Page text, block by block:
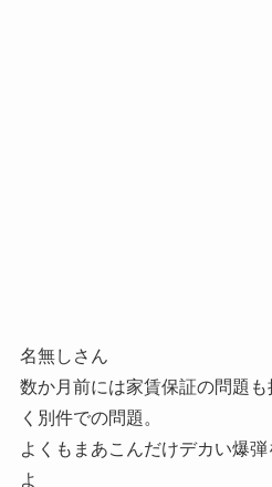
名無しさん
数か月前には家賃保証の問題
く別件での問題。
よくもまあこんだけデカい爆
よ